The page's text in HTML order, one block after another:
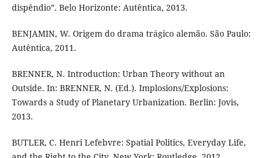
dispêndio”. Belo Horizonte: Autêntica, 2013.
BENJAMIN, W. Origem do drama trágico alemão. São Paulo:
Autêntica, 2011.
BRENNER, N. Introduction: Urban Theory without an
Outside. In: BRENNER, N. (Ed.). Implosions/Explosions:
Towards a Study of Planetary Urbanization. Berlin: Jovis,
2013.
BUTLER, C. Henri Lefebvre: Spatial Politics, Everyday Life,